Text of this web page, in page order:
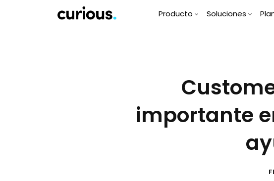
Producto Soluciones
importante